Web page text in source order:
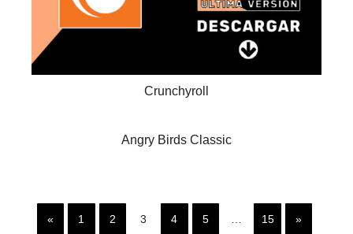
Crunchyroll
Angry Birds Classic
« 1 2 3 4 5 15 »